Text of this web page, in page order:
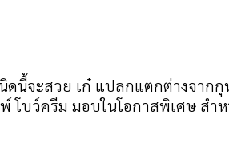
จะสวย เก๋ แปลกแตกต่างจาก
บว์ครีม มอบในโอกาสพิเศษ สำ